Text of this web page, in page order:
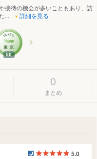
接待の機会が多いこともあり、訪
...
詳細を見る
50
0
まとめ
5.0